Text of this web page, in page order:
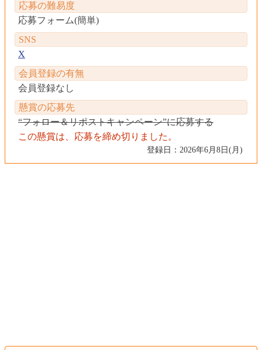
応募の難易度
応募フォーム(簡単)
SNS
X
会員登録の有無
会員登録なし
懸賞の応募先
“フォロー＆リポストキャンペーン”に応募する
この懸賞は、応募を締め切りました。
登録日：2026年6月8日(月)